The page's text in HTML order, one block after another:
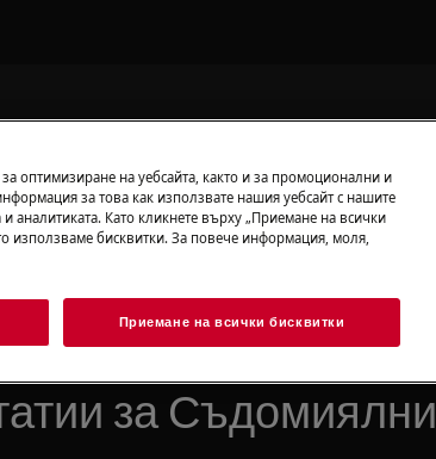
помощни статии
за Съдомиялни
оптимизиране на уебсайта, както и за промоционални и
за това как използвате нашия уебсайт с нашите
аналитиката. Като кликнете върху „Приемане на всички
използваме бисквитки. За повече информация, моля,
Приемане на всички бисквитки